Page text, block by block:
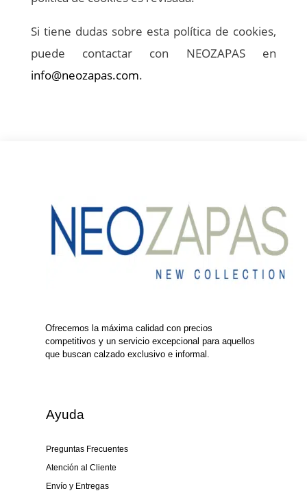
Si tiene dudas sobre esta política de cookies,
puede contactar con NEOZAPAS en
info@neozapas.com.
Ofrecemos la máxima calidad con precios
competitivos y un servicio excepcional para aquellos
que buscan calzado exclusivo e informal.
Ayuda
Preguntas Frecuentes
Atención al Cliente
Envío y Entregas